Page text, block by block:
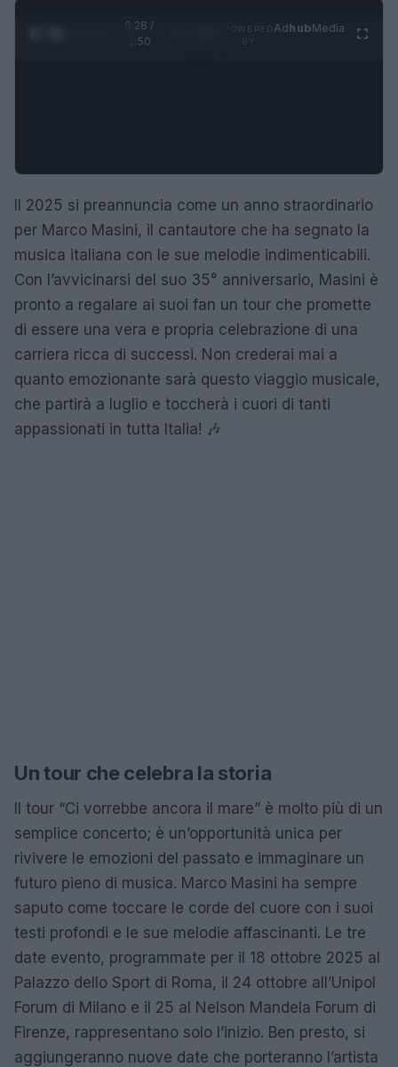
0:29 /
1:50
AdhubMedia
Il 2025 si preannuncia come un anno straordinario
per Marco Masini, il cantautore che ha segnato la
musica italiana con le sue melodie indimenticabili.
Con l’avvicinarsi del suo 35° anniversario, Masini è
pronto a regalare ai suoi fan un tour che promette
di essere una vera e propria celebrazione di una
carriera ricca di successi. Non crederai mai a
quanto emozionante sarà questo viaggio musicale,
che partirà a luglio e toccherà i cuori di tanti
appassionati in tutta Italia! 🎶
Un tour che celebra la storia
Il tour “Ci vorrebbe ancora il mare” è molto più di un
semplice concerto; è un’opportunità unica per
rivivere le emozioni del passato e immaginare un
futuro pieno di musica. Marco Masini ha sempre
saputo come toccare le corde del cuore con i suoi
testi profondi e le sue melodie affascinanti. Le tre
date evento, programmate per il 18 ottobre 2025 al
Palazzo dello Sport di Roma, il 24 ottobre all’Unipol
Forum di Milano e il 25 al Nelson Mandela Forum di
Firenze, rappresentano solo l’inizio. Ben presto, si
aggiungeranno nuove date che porteranno l’artista